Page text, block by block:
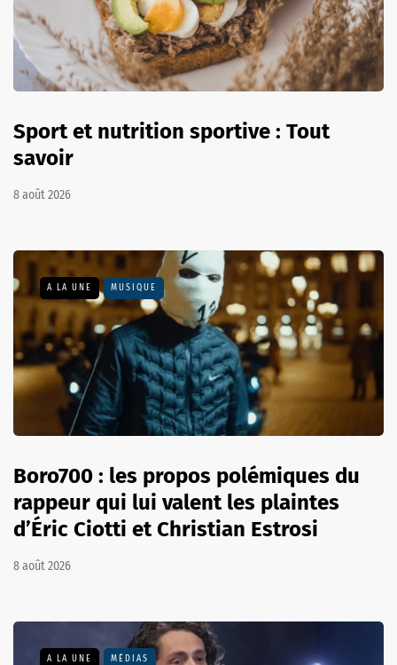
Sport et nutrition sportive : Tout
savoir
8 août 2026
A LA UNE MUSIQUE
Boro700 : les propos polémiques du
rappeur qui lui valent les plaintes
d’Éric Ciotti et Christian Estrosi
8 août 2026
A LA UNE MÉDIAS